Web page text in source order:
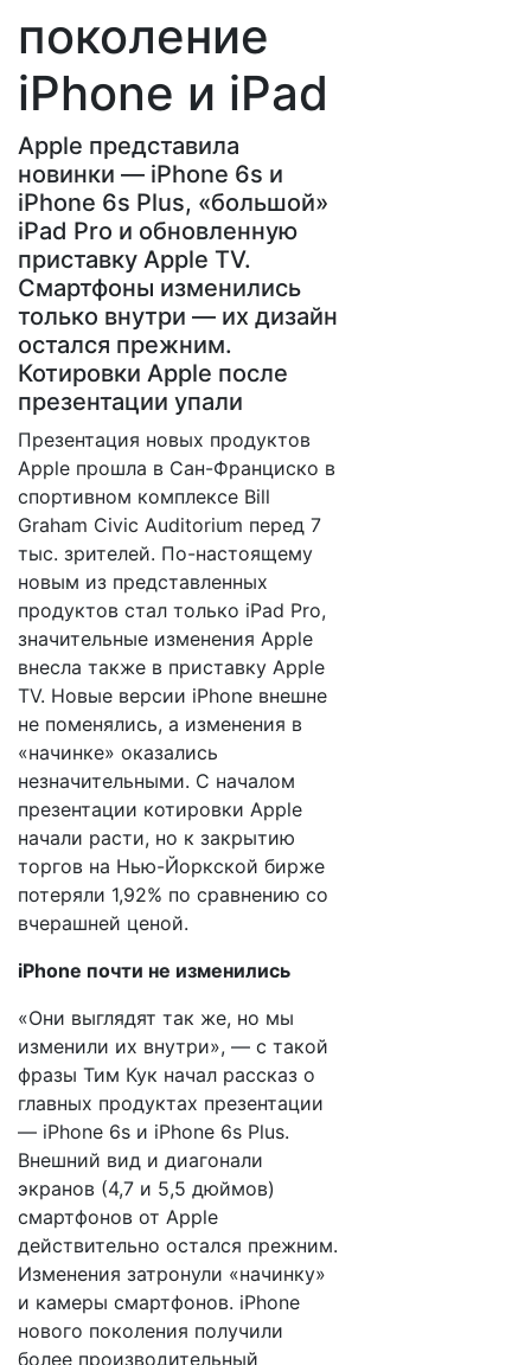
поколение
iPhone и iPad
Apple представила
новинки — iPhone 6s и
iPhone 6s Plus, «большой»
iPad Pro и обновленную
приставку Apple TV.
Смартфоны изменились
только внутри — их дизайн
остался прежним.
Котировки Apple после
презентации упали
​Презентация новых продуктов
Apple прошла в Сан-Франциско в
спортивном комплексе Bill
Graham Civic Auditorium перед 7
тыс. зрителей. По-настоящему
новым из представленных
продуктов стал только iPad Pro,
значительные изменения Apple
внесла также в приставку Apple
TV. Новые версии iPhone внешне
не поменялись​, а изменения в
«начинке» оказались
незначительными. С началом
презентации котировки Apple
начали расти, но к закрытию
торгов на Нью-Йоркской бирже
потеряли 1,92% по сравнению со
вчерашней ценой.
iPhone почти не изменились
«Они выглядят так же, но мы
изменили их внутри», — с такой
фразы Тим Кук начал рассказ о
главных продуктах презентации
— iPhone 6s и iPhone 6s Plus.
Внешний вид и диагонали
экранов (4,7 и 5,5 дюймов)
смартфонов от Apple
действительно остался прежним.
Изменения затронули «начинку»
и камеры смартфонов. iPhone
нового поколения получили
более производительный